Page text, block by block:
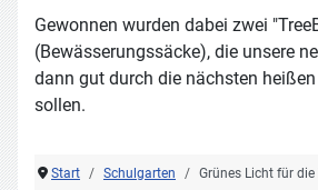
Gewonnen wurden dabei zwei
(Bewässerungssäcke), die unsere
dann gut durch die nächsten
sollen.
Start Schulgarten Grünes Licht für